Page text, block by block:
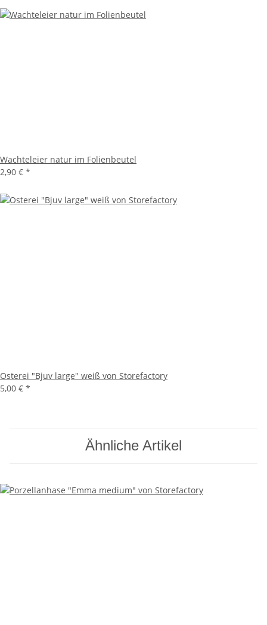
Wachteleier natur im Folienbeutel
2,90 € *
Osterei "Bjuv large" weiß von Storefactory
5,00 € *
Ähnliche Artikel